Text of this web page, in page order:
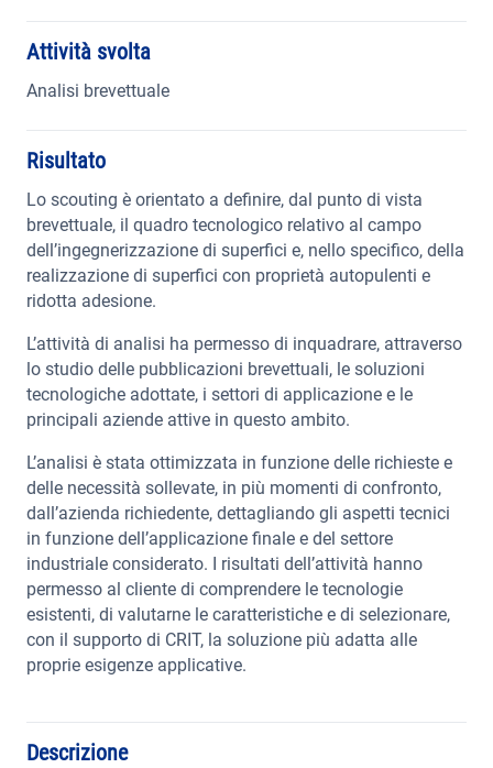
Attività svolta
Analisi brevettuale
Risultato
Lo scouting è orientato a definire, dal punto di vista
brevettuale, il quadro tecnologico relativo al campo
dell’ingegnerizzazione di superfici e, nello specifico, della
realizzazione di superfici con proprietà autopulenti e
ridotta adesione.
L’attività di analisi ha permesso di inquadrare, attraverso
lo studio delle pubblicazioni brevettuali, le soluzioni
tecnologiche adottate, i settori di applicazione e le
principali aziende attive in questo ambito.
L’analisi è stata ottimizzata in funzione delle richieste e
delle necessità sollevate, in più momenti di confronto,
dall’azienda richiedente, dettagliando gli aspetti tecnici
in funzione dell’applicazione finale e del settore
industriale considerato. I risultati dell’attività hanno
permesso al cliente di comprendere le tecnologie
esistenti, di valutarne le caratteristiche e di selezionare,
con il supporto di CRIT, la soluzione più adatta alle
proprie esigenze applicative.
Descrizione